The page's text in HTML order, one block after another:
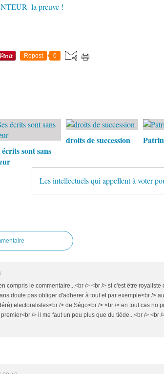
la preuve !
Repost 0
écrits sont sans
droits de succession
Les intellectuels qui appellent à voter
compris le commentaire...<br /> <br /> si c'est être royaliste
doute pas obliger d'adherer à tout et par exemple<br />
electoralistes<br /> de Ségo<br /> <br /> en tout cas no
/> il me faut un peu plus que du tiéde...<br /> <br /